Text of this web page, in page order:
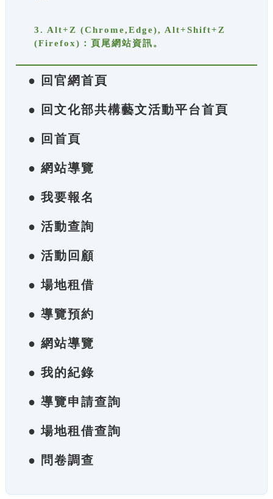
3. Alt+Z (Chrome,Edge), Alt+Shift+Z
(Firefox)：頁尾網站資訊。
● 回官網首頁
● 回文化部共構藝文活動平台首頁
● 回首頁
● 網站導覽
● 我要報名
● 活動查詢
● 活動回顧
● 場地租借
● 導覽預約
● 網站導覽
● 我的紀錄
● 導覽申請查詢
● 場地租借查詢
● 問卷調查